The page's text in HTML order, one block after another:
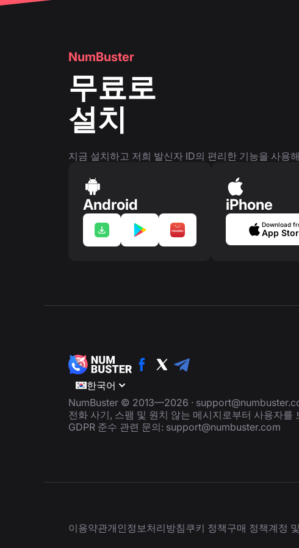
NumBuster
무료로
설치
지금 설치하고 저희 발신자 ID의 편리한 기능을 사용
Android iPhone
Download
App
한국어
NumBuster © 2013—2026 ·
전화 사기, 스팸 및 원치 않는 메시지로부터 사용자를
GDPR 준수 관련 문의: support@numbuster.com
이용약관개인정보처리방침쿠키 정책구매 정책계정